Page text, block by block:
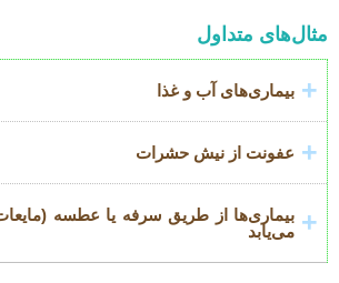
Accordion
عنوان
مثال‌های متداول
بیماری‌های آب و غذا
عفونت از نیش حشرات
بیماری‌ها از طریق سرفه یا عطسه
می‌یابد